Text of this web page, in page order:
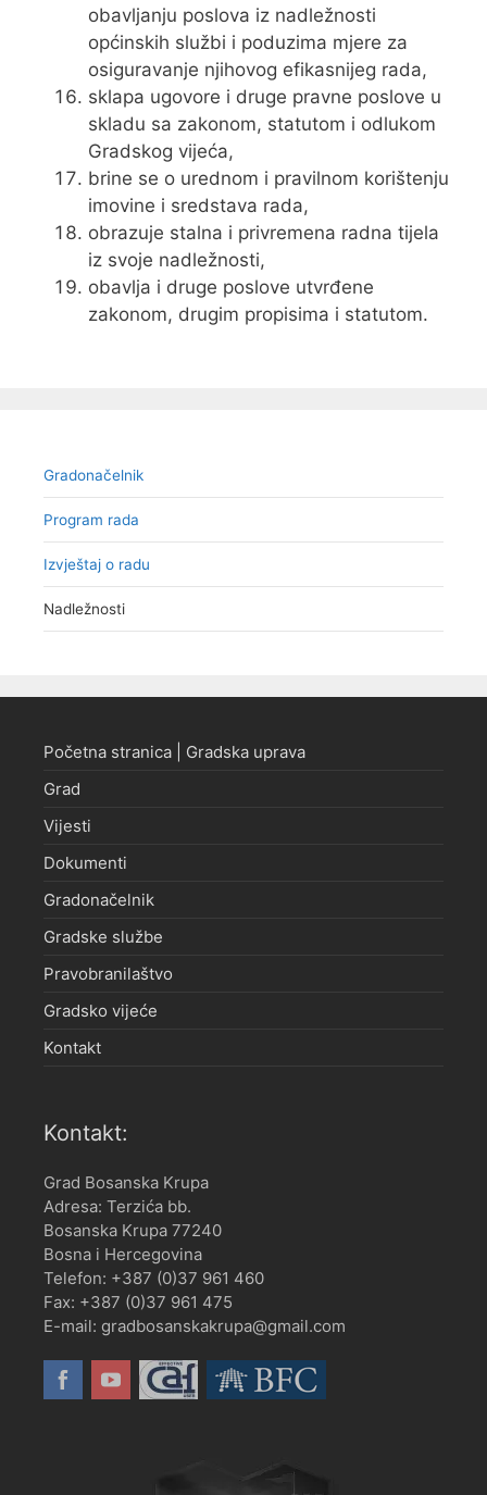
obavljanju poslova iz nadležnosti
općinskih službi i poduzima mjere za
osiguravanje njihovog efikasnijeg rada,
sklapa ugovore i druge pravne poslove u
skladu sa zakonom, statutom i odlukom
Gradskog vijeća,
brine se o urednom i pravilnom korištenju
imovine i sredstava rada,
obrazuje stalna i privremena radna tijela
iz svoje nadležnosti,
obavlja i druge poslove utvrđene
zakonom, drugim propisima i statutom.
Gradonačelnik
Program rada
Izvještaj o radu
Nadležnosti
Početna stranica | Gradska uprava
Grad
Vijesti
Dokumenti
Gradonačelnik
Gradske službe
Pravobranilaštvo
Gradsko vijeće
Kontakt
Kontakt:
Grad Bosanska Krupa
Adresa: Terzića bb.
Bosanska Krupa 77240
Bosna i Hercegovina
Telefon: +387 (0)37 961 460
Fax: +387 (0)37 961 475
E-mail: gradbosanskakrupa@gmail.com